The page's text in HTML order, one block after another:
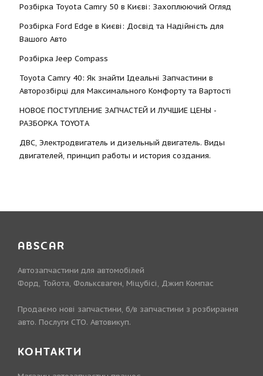
Розбірка Toyota Camry 50 в Києві: Захоплюючий Огляд
Розбірка Ford Edge в Києві: Досвід та Надійність для
Вашого Авто
Розбірка Jeep Compass
Toyota Camry 40: Як знайти Ідеальні Запчастини в
Авторозбірці для Максимального Комфорту та Вартості
НОВОЕ ПОСТУПЛЕНИЕ ЗАПЧАСТЕЙ И ЛУЧШИЕ ЦЕНЫ -
РАЗБОРКА TOYOTА
ДВС, Электродвигатель и дизельный двигатель. Виды
двигателей, принцип работы и история создания.
ABSCAR
Автозапчастини для автомобілей
Форд, Тойота, Фольксваген, Міцубісі, Джип Компас
Продаємо нові запчастини, б/в запчастини з розбирання
авто. Послуги СТО. Автовикуп.
КОНТАКТИ